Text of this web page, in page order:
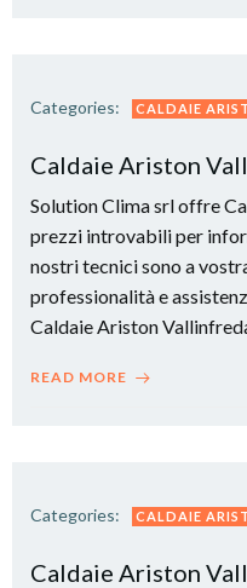
Categories: CALDAIE
Caldaie Ariston
Solution Clima srl offre
prezzi introvabili per
nostri tecnici sono a
professionalità e
Caldaie Ariston
READ MORE
Categories: CALDAIE
Caldaie Ariston